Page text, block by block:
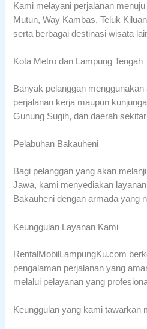
Kami melayani perjalanan
Mutun, Way Kambas, Teluk
serta berbagai destinasi wisata
Kota Metro dan Lampung Tengah
Banyak pelanggan
perjalanan kerja maupun
Gunung Sugih, dan daerah
Pelabuhan Bakauheni
Bagi pelanggan yang akan
Jawa, kami menyediakan
Bakauheni dengan armada yang
Keunggulan Layanan Kami
RentalMobilLampungKu.com
pengalaman perjalanan yang
melalui pelayanan yang
Keunggulan yang kami tawarkan